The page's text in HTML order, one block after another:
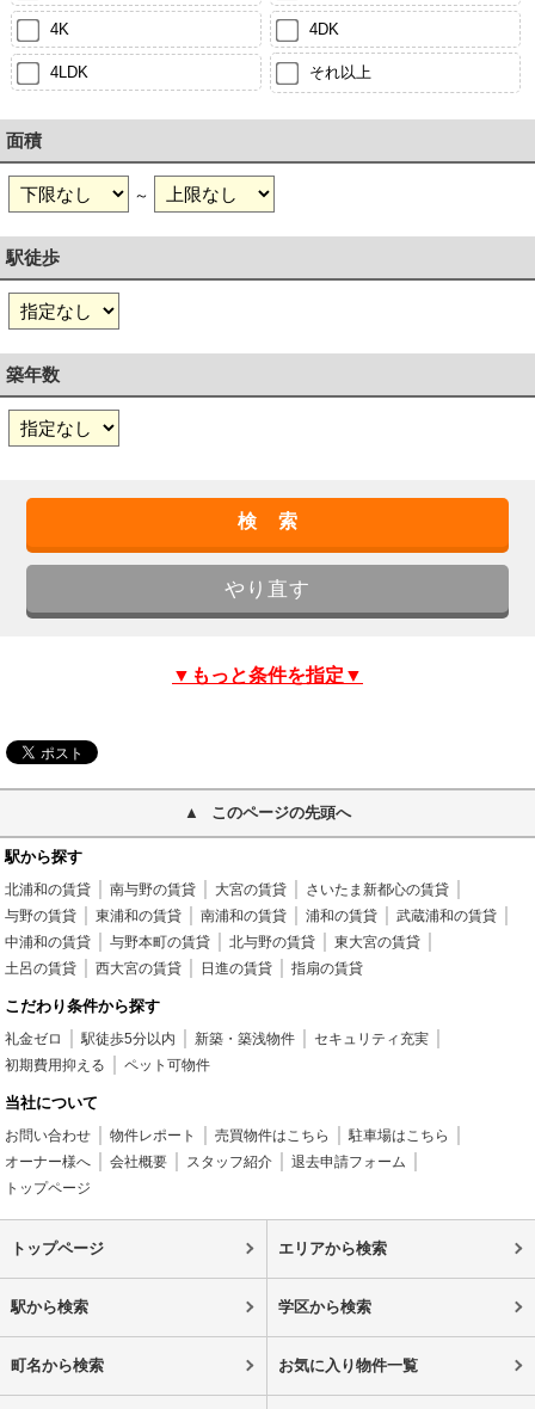
4K 4DK
4LDK それ以上
面積
～
駅徒歩
築年数
▼もっと条件を指定▼
このページの先頭へ
駅から探す
北浦和の賃貸 南与野の賃貸 大宮の賃貸
さいたま新都心の賃貸
与野の賃貸
東浦和の賃貸 南浦和の賃貸 浦和の賃貸
武蔵浦和の賃貸
中浦和の賃貸
与野本町の賃貸 北与野の賃貸
東大宮の賃貸
土呂の賃貸
西大宮の賃貸 日進の賃貸 指扇の賃貸
こだわり条件から探す
礼金ゼロ 駅徒歩5分以内 新築・築浅物件
セキュリティ充実
初期費用抑える
ペット可物件
当社について
お問い合わせ 物件レポート 売買物件はこちら
駐車場はこちら
オーナー様へ
会社概要 スタッフ紹介
退去申請フォーム
トップページ
トップページ エリアから検索
駅から検索 学区から検索
町名から検索 お気に入り物件一覧